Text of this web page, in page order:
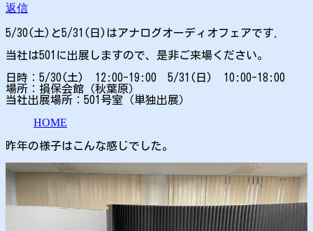
返信
5/30(土)と5/31(日)はアナログオーディオフェアです.
当社は501に出展しますので、是非ご来場ください。
日時：5/30(土) 12:00-19:00 5/31(日) 10:00-18:00
場所：損保会館（秋葉原）
当社出展場所：501号室（単独出展）
HOME
昨年の様子はこんな感じでした。